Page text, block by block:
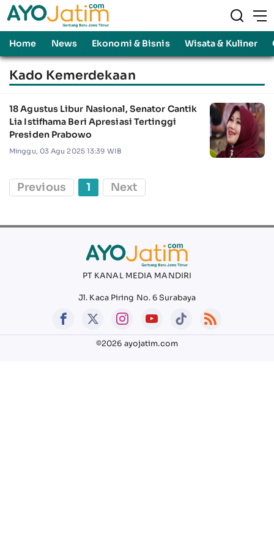
Home News Ekonomi & Bisnis Wisata & Kuliner
Kado Kemerdekaan
18 Agustus Libur Nasional, Senator Cantik
Lia Istifhama Beri Apresiasi Tertinggi
Presiden Prabowo
Minggu, 03 Agu 2025 13:39 WIB
Previous 1 Next
PT KANAL MEDIA MANDIRI
Jl. Kaca Piring No. 6 Surabaya
©2026 ayojatim.com